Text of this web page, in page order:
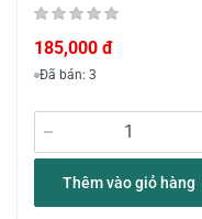
185,000 đ
Đã bán: 3
Thêm vào giỏ hàng